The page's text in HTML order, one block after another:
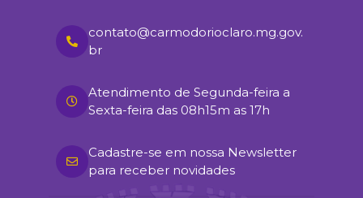
contato@carmodorioclaro.mg.gov.
br
Atendimento de Segunda-feira a
Sexta-feira das 08h15m as 17h
Cadastre-se em nossa Newsletter
para receber novidades